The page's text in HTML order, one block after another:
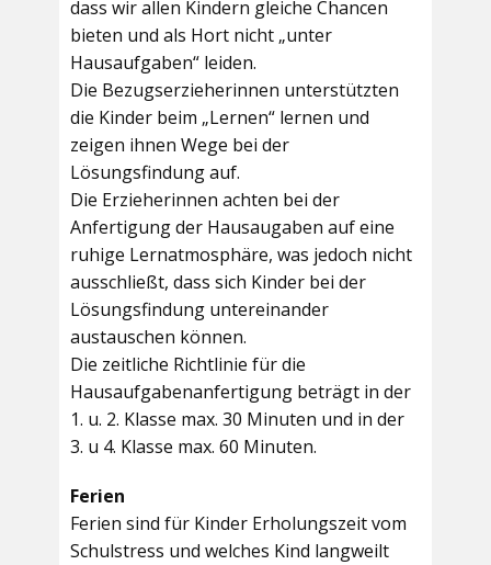
dass wir allen Kindern gleiche Chancen
bieten und als Hort nicht „unter
Hausaufgaben“ leiden.
Die Bezugserzieherinnen unterstützten
die Kinder beim „Lernen“ lernen und
zeigen ihnen Wege bei der
Lösungsfindung auf.
Die Erzieherinnen achten bei der
Anfertigung der Hausaugaben auf eine
ruhige Lernatmosphäre, was jedoch nicht
ausschließt, dass sich Kinder bei der
Lösungsfindung untereinander
austauschen können.
Die zeitliche Richtlinie für die
Hausaufgabenanfertigung beträgt in der
1. u. 2. Klasse max. 30 Minuten und in der
3. u 4. Klasse max. 60 Minuten.
Ferien
Ferien sind für Kinder Erholungszeit vom
Schulstress und welches Kind langweilt